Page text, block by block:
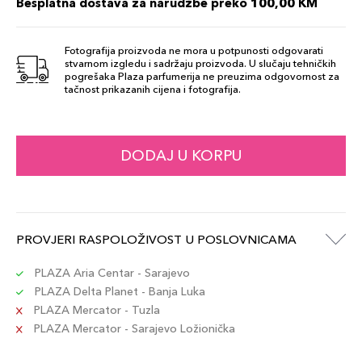
Šifra artikla
30ml / 330N
Šifra artikla
135,00 KM
30ml / 320C
30ml / 430C
3614273792721
135,00 KM
30ml / 245C
Šifra artikla
Fotografija proizvoda ne mora u potpunosti odgovarati
stvarnom izgledu i sadržaju proizvoda. U slučaju tehničkih
pogrešaka Plaza parfumerija ne preuzima odgovornost za
tačnost prikazanih cijena i fotografija.
DODAJ U KORPU
PROVJERI RASPOLOŽIVOST U POSLOVNICAMA
PLAZA Aria Centar - Sarajevo
PLAZA Delta Planet - Banja Luka
PLAZA Mercator - Tuzla
PLAZA Mercator - Sarajevo Ložionička